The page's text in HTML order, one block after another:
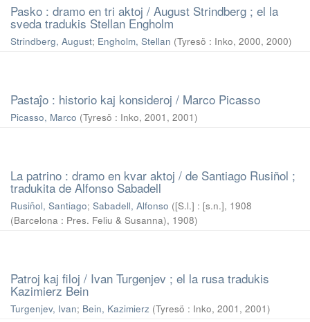
Pasko : dramo en tri aktoj / August Strindberg ; el la
sveda tradukis Stellan Engholm
Strindberg, August; Engholm, Stellan (Tyresö : Inko, 2000, 2000)
Pastaĵo : historio kaj konsideroj / Marco Picasso
Picasso, Marco (Tyresö : Inko, 2001 , 2001)
La patrino : dramo en kvar aktoj / de Santiago Rusiñol ;
tradukita de Alfonso Sabadell
Rusiñol, Santiago; Sabadell, Alfonso ([S.l.] : [s.n.], 1908
(Barcelona : Pres. Feliu & Susanna), 1908)
Patroj kaj filoj / Ivan Turgenjev ; el la rusa tradukis
Kazimierz Bein
Turgenjev, Ivan; Bein, Kazimierz (Tyresö : Inko, 2001 , 2001)